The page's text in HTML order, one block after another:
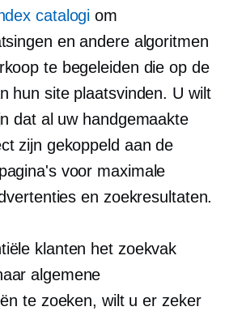
catalogi om
en andere algoritmen
te begeleiden die op de
hun site plaatsvinden. U wilt
dat al uw handgemaakte
zijn gekoppeld aan de
voor maximale
en zoekresultaten.
klanten het zoekvak
algemene
te zoeken, wilt u er zeker